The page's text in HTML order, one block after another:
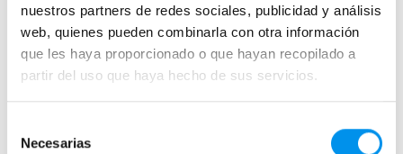
nuestros partners de redes sociales, publicidad y análisis
web, quienes pueden combinarla con otra información
que les haya proporcionado o que hayan recopilado a
partir del uso que haya hecho de sus servicios.
Necesarias
Luces LED indirectas en espejos
Iluminación en nichos de ducha